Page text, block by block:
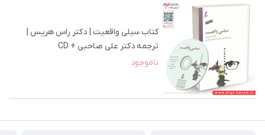
کتاب سیلی واقعیت | دکتر راس هریس |
ترجمه دکتر علی صاحبی + CD
ناموجود